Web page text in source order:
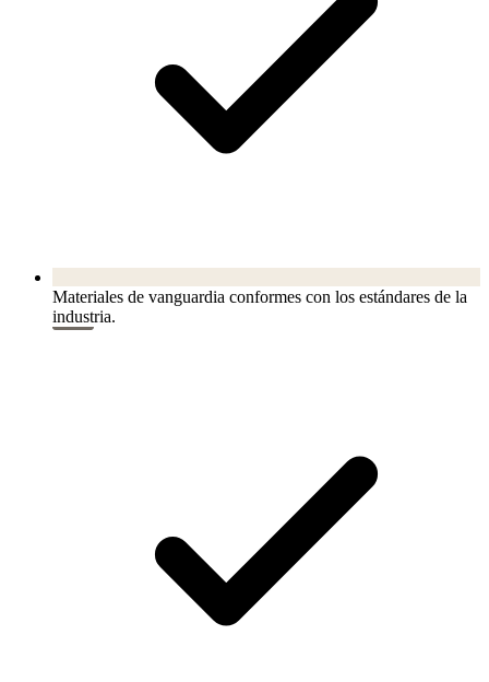
Materiales de vanguardia conformes con los estándares de la
industria.